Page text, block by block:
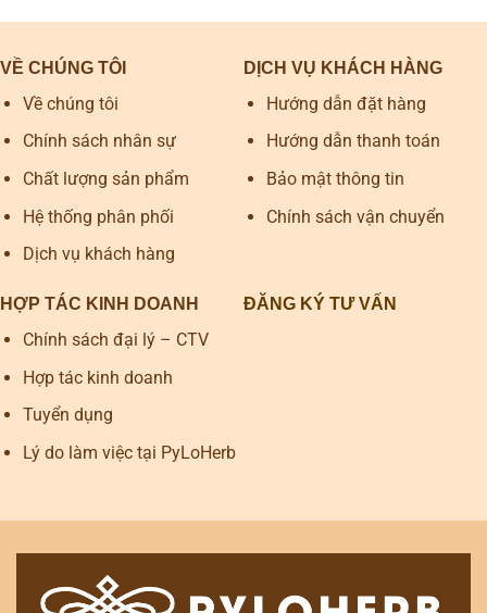
VỀ CHÚNG TÔI
Về chúng tôi
Chính sách nhân sự
Chất lượng sản phẩm
Hệ thống phân phối
Dịch vụ khách hàng
DỊCH VỤ KHÁCH HÀNG
Hướng dẫn đặt hàng
Hướng dẫn thanh toán
Bảo mật thông tin
Chính sách vận chuyển
HỢP TÁC KINH DOANH
Chính sách đại lý – CTV
Hợp tác kinh doanh
Tuyển dụng
Lý do làm việc tại PyLoHerb
ĐĂNG KÝ TƯ VẤN